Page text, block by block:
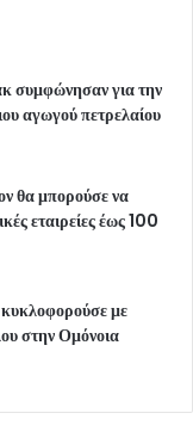
συμφώνησαν για την
αγωγού πετρελαίου
θα μπορούσε να
εταιρείες έως 100
με
στην Ομόνοια